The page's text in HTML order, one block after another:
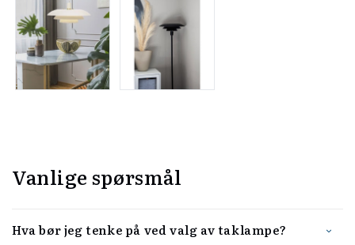
Vanlige spørsmål
Hva bør jeg tenke på ved valg av taklampe?